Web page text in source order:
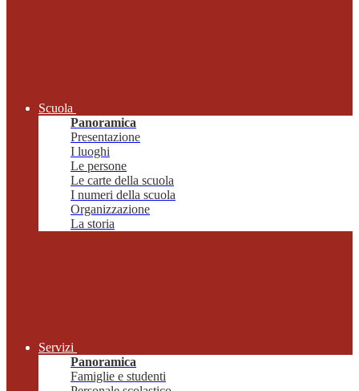
Scuola
Panoramica
Presentazione
I luoghi
Le persone
Le carte della scuola
I numeri della scuola
Organizzazione
La storia
Servizi
Panoramica
Famiglie e studenti